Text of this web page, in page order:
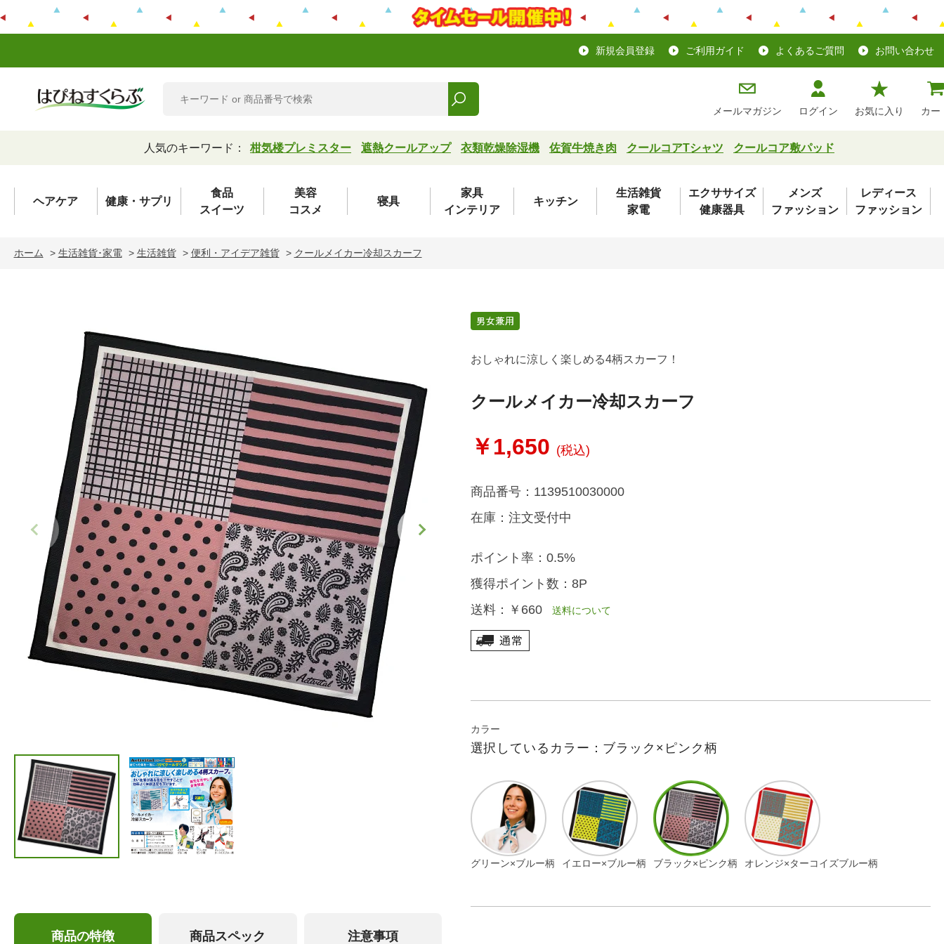
新規会員登録 ご利用ガイド よくあるご質問 お問い合わせ
メールマガジン ログイン お気に入り カー
人気のキーワード： 柑気楼プレミスター 遮熱クールアップ 衣類乾燥除湿機 佐賀牛焼き肉 クールコアTシャツ クールコア敷パッド
ヘアケア 健康・サプリ
食品
スイーツ
美容
コスメ
寝具
家具
インテリア
キッチン
生活雑貨
家電
エクササイズ
健康器具
メンズ
ファッション
レディース
ファッション
ホーム > 生活雑貨･家電 > 生活雑貨 > 便利・アイデア雑貨 > クールメイカー冷却スカーフ
商品の特徴 商品スペック 注意事項
おしゃれに涼しく楽しめる4柄スカーフ！
クールメイカー冷却スカーフ
￥1,650 (税込)
商品番号： 1139510030000
在庫： 注文受付中
ポイント率： 0.5%
獲得ポイント数： 8P
送料： ￥660送料について
カラー
選択しているカラー：ブラック×ピンク柄
グリーン×ブルー柄 イエロー×ブルー柄 ブラック×ピンク柄 オレンジ×ターコイズブルー柄